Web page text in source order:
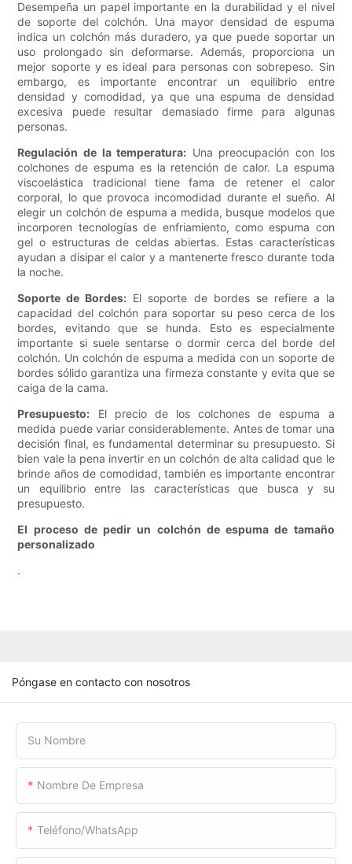
Desempeña un papel importante en la durabilidad y el nivel
de soporte del colchón. Una mayor densidad de espuma
indica un colchón más duradero, ya que puede soportar un
uso prolongado sin deformarse. Además, proporciona un
mejor soporte y es ideal para personas con sobrepeso. Sin
embargo, es importante encontrar un equilibrio entre
densidad y comodidad, ya que una espuma de densidad
excesiva puede resultar demasiado firme para algunas
personas.
Regulación de la temperatura: Una preocupación con los
colchones de espuma es la retención de calor. La espuma
viscoelástica tradicional tiene fama de retener el calor
corporal, lo que provoca incomodidad durante el sueño. Al
elegir un colchón de espuma a medida, busque modelos que
incorporen tecnologías de enfriamiento, como espuma con
gel o estructuras de celdas abiertas. Estas características
ayudan a disipar el calor y a mantenerte fresco durante toda
la noche.
Soporte de Bordes: El soporte de bordes se refiere a la
capacidad del colchón para soportar su peso cerca de los
bordes, evitando que se hunda. Esto es especialmente
importante si suele sentarse o dormir cerca del borde del
colchón. Un colchón de espuma a medida con un soporte de
bordes sólido garantiza una firmeza constante y evita que se
caiga de la cama.
Presupuesto: El precio de los colchones de espuma a
medida puede variar considerablemente. Antes de tomar una
decisión final, es fundamental determinar su presupuesto. Si
bien vale la pena invertir en un colchón de alta calidad que le
brinde años de comodidad, también es importante encontrar
un equilibrio entre las características que busca y su
presupuesto.
El proceso de pedir un colchón de espuma de tamaño
personalizado
.
Póngase en contacto con nosotros
Su Nombre
Nombre De Empresa
Teléfono/WhatsApp